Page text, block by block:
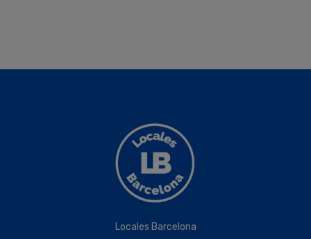
Locales Barcelona